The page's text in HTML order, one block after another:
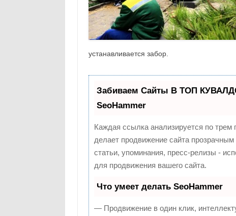
устанавливается забор.
Забиваем Сайты В ТОП
SeoHammer
Каждая ссылка анализируется по трем
делает продвижение сайта
статьи, упоминания, пресс-релизы -
для продвижения вашего сайта.
Что умеет делать SeoHammer
— Продвижение в один клик,